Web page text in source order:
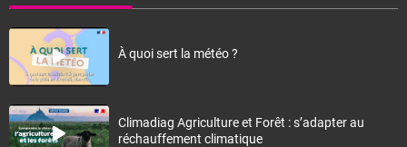
À quoi sert la météo ?
Climadiag Agriculture et Forêt : s’adapter au
réchauffement climatique